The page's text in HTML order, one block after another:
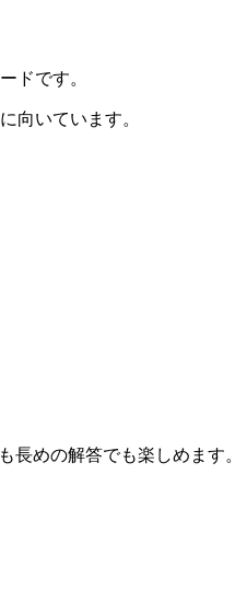
ドです。
向いています。
長めの解答でも楽しめます。